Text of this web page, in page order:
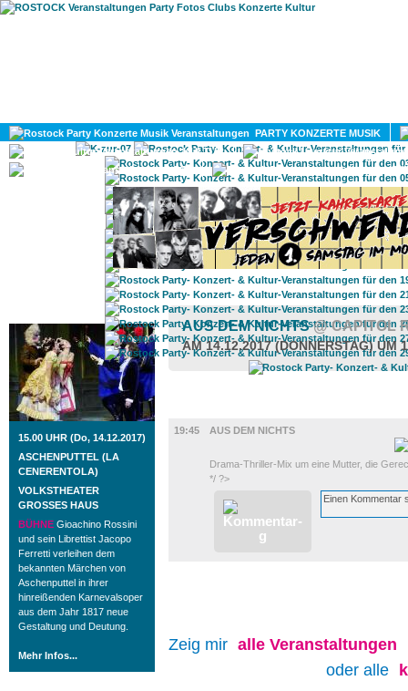
PARTY KONZERTE MUSIK
KULTUR
GAY
ROSTOCK TAGESTIPP
15.00 UHR (Do, 14.12.2017)
ASCHENPUTTEL (LA
CENERENTOLA)
VOLKSTHEATER
GROSSES HAUS
BÜHNE Gioachino Rossini
und sein Librettist Jacopo
Ferretti verleihen dem
bekannten Märchen von
Aschenputtel in ihrer
hinreißenden Karnevalsoper
aus dem Jahr 1817 neue
Gestaltung und Deutung.
Mehr Infos...
AUS DEM NICHTS@ CAPITOL
AM 14.12.2017 (DONNERSTAG) UM
19:45
AUS DEM NICHTS
Drama-Thriller-Mix um eine Mutter, die
*/ ?>
Zeig mir alle Veranstaltungen
oder alle